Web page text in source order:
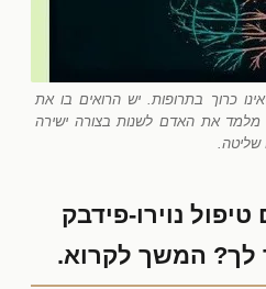
כרוך בתרופות. יש הרואים בו את
מלמד את האדם לשנות בצורה ישירה
שליטה.
נוירו-פידבק
לך? המשך לקרוא.